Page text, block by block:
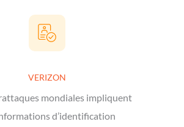
VERIZON
mondiales impliquent
d’identification